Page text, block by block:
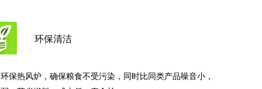
环保清洁
保热风炉，确保粮食不受污染，同时比同类产品噪音小，